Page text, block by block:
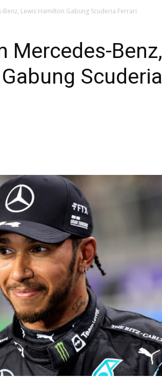
Lewis Hamilton Gabung Scuderia Ferrari
Mercedes-Benz,
Scuderia